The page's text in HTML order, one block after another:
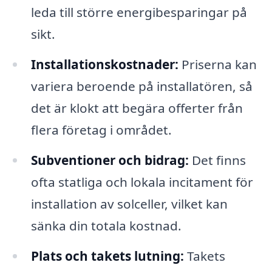
leda till större energibesparingar på
sikt.
Installationskostnader: Priserna kan
variera beroende på installatören, så
det är klokt att begära offerter från
flera företag i området.
Subventioner och bidrag: Det finns
ofta statliga och lokala incitament för
installation av solceller, vilket kan
sänka din totala kostnad.
Plats och takets lutning: Takets